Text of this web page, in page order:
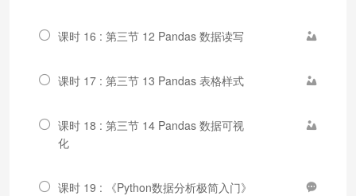
课时 16 : 第三节 12 Pandas 数据读写
课时 17 : 第三节 13 Pandas 表格样式
课时 18 : 第三节 14 Pandas 数据可视
化
课时 19 : 《Python数据分析极简入门》